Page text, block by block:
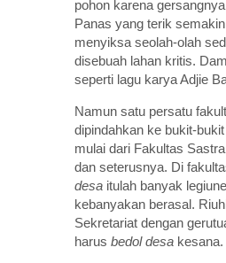
pohon karena
Panas yang terik
menyiksa seolah-olah
disebuah lahan kritis.
seperti lagu karya Adjie
Namun satu persatu
dipindahkan ke bukit-
mulai dari Fakultas
dan seterusnya. Di
desa itulah banyak
kebanyakan berasal.
Sekretariat dengan
harus bedol desa kesana.